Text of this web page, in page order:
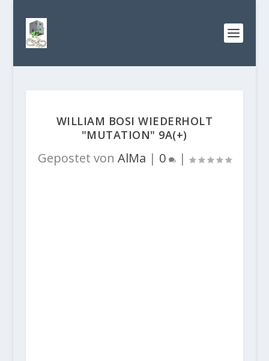
WILLIAM BOSI WIEDERHOLT
"MUTATION" 9A(+)
Gepostet von AlMa | 0 |